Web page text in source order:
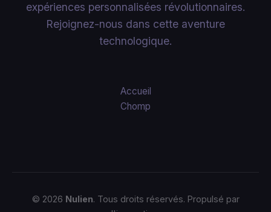
expériences personnalisées révolutionnaires.
Rejoignez-nous dans cette aventure
technologique.
Accueil
Chomp
© 2026 Nulien. Tous droits réservés. Propulsé par